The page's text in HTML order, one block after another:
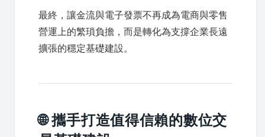
最終，讓金流與電子發票不再成為電商與零售
營運上的繁瑣負擔，而是轉化為支撐企業長遠
擴張的穩定基礎建設。
🌐 攜手打造值得信賴的數位交